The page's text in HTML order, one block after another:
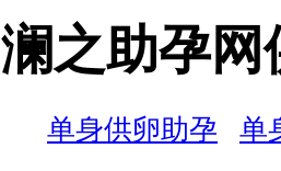
澜之助孕网
单身供卵助孕 单